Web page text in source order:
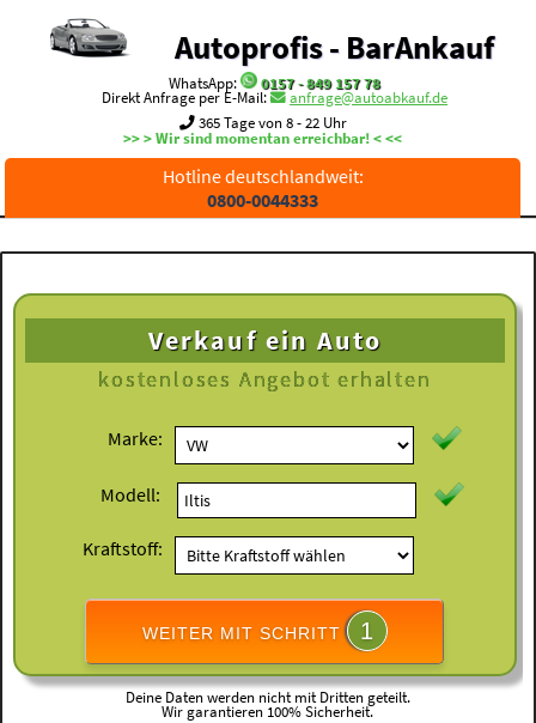
Autoprofis - BarAnkauf
WhatsApp:
0157 - 849 157 78
Direkt Anfrage per E-Mail:
anfrage@autoabkauf.de
365 Tage von 8 - 22 Uhr
>> > Wir sind momentan erreichbar! < <<
Hotline deutschlandweit:
0800-0044333
Verkauf ein Auto
kostenloses Angebot erhalten
Marke:
Modell:
Kraftstoff:
WEITER MIT SCHRITT 1
Deine Daten werden nicht mit Dritten geteilt.
Wir garantieren 100% Sicherheit.